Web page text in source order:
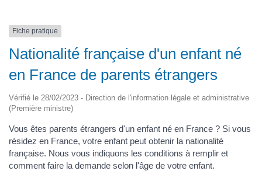
Fiche pratique
Nationalité française d'un enfant né
en France de parents étrangers
Vérifié le 28/02/2023 - Direction de l'information légale et administrative
(Première ministre)
Vous êtes parents étrangers d'un enfant né en France ? Si vous
résidez en France, votre enfant peut obtenir la nationalité
française. Nous vous indiquons les conditions à remplir et
comment faire la demande selon l'âge de votre enfant.